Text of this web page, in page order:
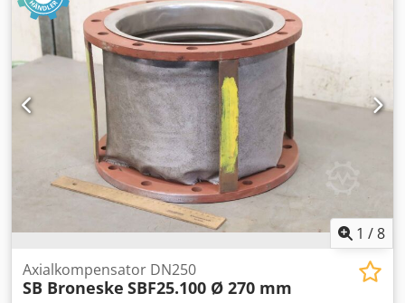
1 /8
Axialkompensator DN250
SB Broneske SBF25.100 Ø 270 mm